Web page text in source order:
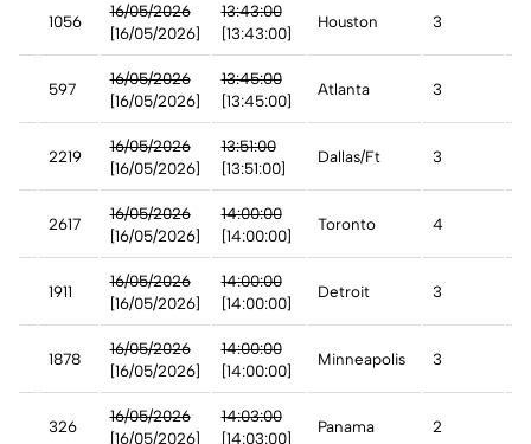
1056
16/05/2026
[16/05/2026]
13:43:00
[13:43:00]
Houston 3
597
16/05/2026
[16/05/2026]
13:45:00
[13:45:00]
Atlanta 3
2219
16/05/2026
[16/05/2026]
13:51:00
[13:51:00]
Dallas/Ft 3
2617
16/05/2026
[16/05/2026]
14:00:00
[14:00:00]
Toronto 4
1911
16/05/2026
[16/05/2026]
14:00:00
[14:00:00]
Detroit 3
1878
16/05/2026
[16/05/2026]
14:00:00
[14:00:00]
Minneapolis 3
326
16/05/2026
[16/05/2026]
14:03:00
[14:03:00]
Panama 2